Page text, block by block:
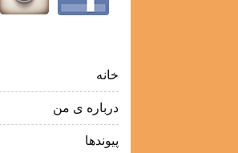
خانه
درباره ی من
پیوندها